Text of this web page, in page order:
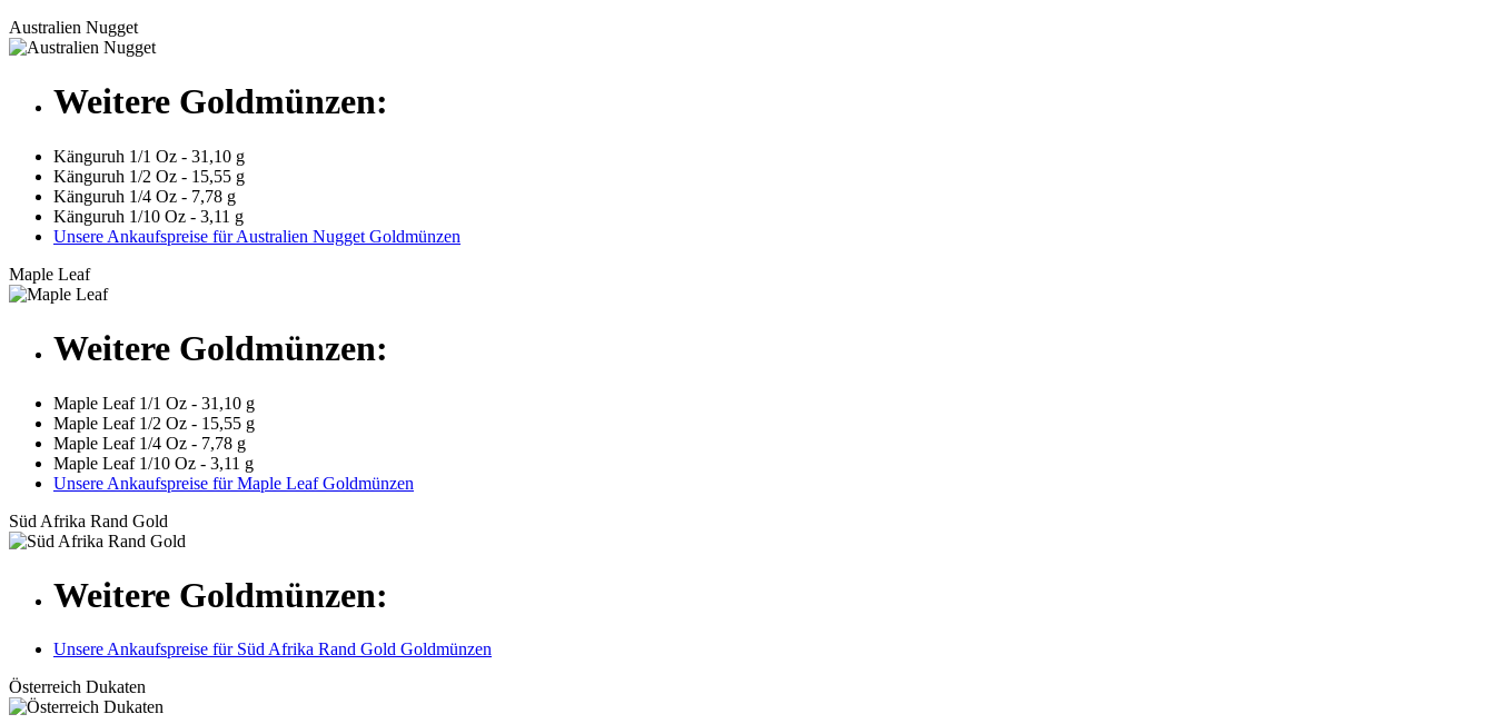
Australien Nugget
Weitere Goldmünzen:
Känguruh 1/1 Oz - 31,10 g
Känguruh 1/2 Oz - 15,55 g
Känguruh 1/4 Oz - 7,78 g
Känguruh 1/10 Oz - 3,11 g
Unsere Ankaufspreise für Australien Nugget Goldmünzen
Maple Leaf
Weitere Goldmünzen:
Maple Leaf 1/1 Oz - 31,10 g
Maple Leaf 1/2 Oz - 15,55 g
Maple Leaf 1/4 Oz - 7,78 g
Maple Leaf 1/10 Oz - 3,11 g
Unsere Ankaufspreise für Maple Leaf Goldmünzen
Süd Afrika Rand Gold
Weitere Goldmünzen:
Unsere Ankaufspreise für Süd Afrika Rand Gold Goldmünzen
Österreich Dukaten